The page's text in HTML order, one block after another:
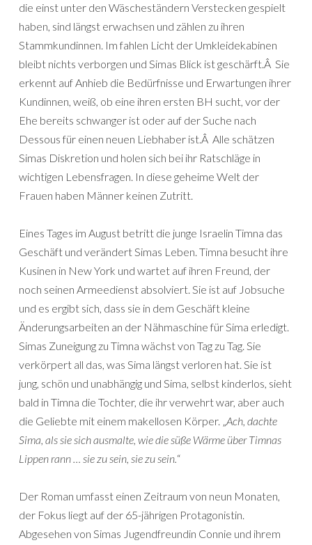
die einst unter den Wäscheständern Verstecken gespielt
haben, sind längst erwachsen und zählen zu ihren
Stammkundinnen. Im fahlen Licht der Umkleidekabinen
bleibt nichts verborgen und Simas Blick ist geschärft.Â Sie
erkennt auf Anhieb die Bedürfnisse und Erwartungen ihrer
Kundinnen, weiß, ob eine ihren ersten BH sucht, vor der
Ehe bereits schwanger ist oder auf der Suche nach
Dessous für einen neuen Liebhaber ist.Â Alle schätzen
Simas Diskretion und holen sich bei ihr Ratschläge in
wichtigen Lebensfragen. In diese geheime Welt der
Frauen haben Männer keinen Zutritt.
Eines Tages im August betritt die junge Israelin Timna das
Geschäft und verändert Simas Leben. Timna besucht ihre
Kusinen in New York und wartet auf ihren Freund, der
noch seinen Armeedienst absolviert. Sie ist auf Jobsuche
und es ergibt sich, dass sie in dem Geschäft kleine
Änderungsarbeiten an der Nähmaschine für Sima erledigt.
Simas Zuneigung zu Timna wächst von Tag zu Tag. Sie
verkörpert all das, was Sima längst verloren hat. Sie ist
jung, schön und unabhängig und Sima, selbst kinderlos, sieht
bald in Timna die Tochter, die ihr verwehrt war, aber auch
die Geliebte mit einem makellosen Körper. „Ach, dachte
Sima, als sie sich ausmalte, wie die süße Wärme über Timnas
Lippen rann … sie zu sein, sie zu sein.“
Der Roman umfasst einen Zeitraum von neun Monaten,
der Fokus liegt auf der 65-jährigen Protagonistin.
Abgesehen von Simas Jugendfreundin Connie und ihrem